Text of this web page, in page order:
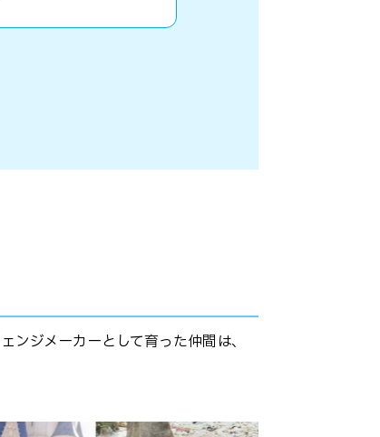
ジメーカーとして育った仲間は、